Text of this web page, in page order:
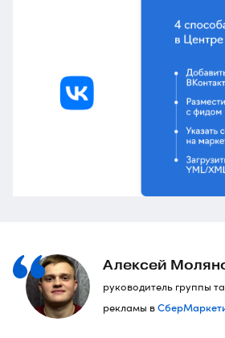
Алексей
руководитель группы
рекламы в